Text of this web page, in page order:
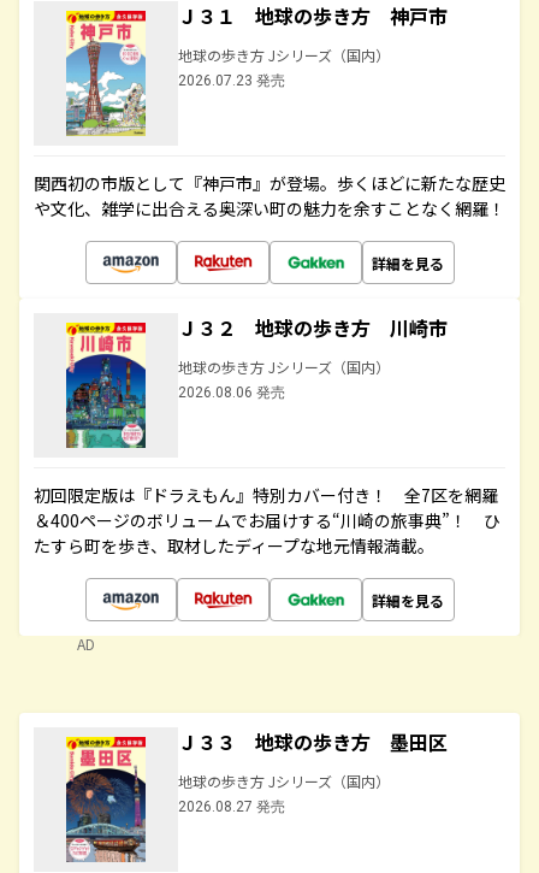
Ｊ３１ 地球の歩き方 神戸市
地球の歩き方 Jシリーズ（国内）
2026.07.23 発売
関西初の市版として『神戸市』が登場。歩くほどに新たな歴史
や文化、雑学に出合える奥深い町の魅力を余すことなく網羅！
詳細を見る
Ｊ３２ 地球の歩き方 川崎市
地球の歩き方 Jシリーズ（国内）
2026.08.06 発売
初回限定版は『ドラえもん』特別カバー付き！ 全7区を網羅
＆400ページのボリュームでお届けする“川崎の旅事典”！ ひ
たすら町を歩き、取材したディープな地元情報満載。
詳細を見る
AD
Ｊ３３ 地球の歩き方 墨田区
地球の歩き方 Jシリーズ（国内）
2026.08.27 発売